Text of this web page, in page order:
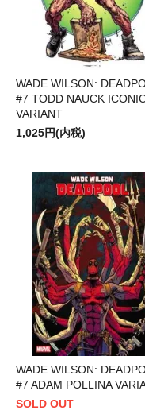
WADE WILSON:
#7 TODD NAUCK
VARIANT
1,025円(内税)
WADE WILSON:
#7 ADAM POLLINA
SOLD OUT